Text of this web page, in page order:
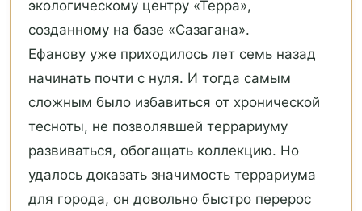
экологическому центру «Терра»,
созданному на базе «Сазагана».
Ефанову уже приходилось лет семь назад
начинать почти с нуля. И тогда самым
сложным было избавиться от хронической
тесноты, не позволявшей террариуму
развиваться, обогащать коллекцию. Но
удалось доказать значимость террариума
для города, он довольно быстро перерос